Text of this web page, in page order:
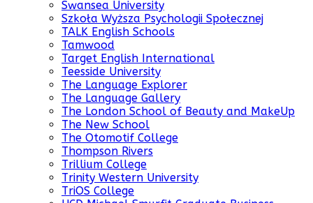
Swansea University
Szkoła Wyższa Psychologii Społecznej
TALK English Schools
Tamwood
Target English International
Teesside University
The Language Explorer
The Language Gallery
The London School of Beauty and MakeUp
The New School
The Otomotif College
Thompson Rivers
Trillium College
Trinity Western University
TriOS College